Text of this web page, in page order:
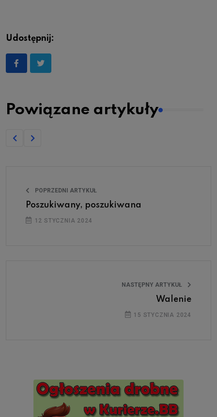
Udostępnij:
Powiązane artykuły
POPRZEDNI ARTYKUŁ
Poszukiwany, poszukiwana
12 STYCZNIA 2024
NASTĘPNY ARTYKUŁ
Walenie
15 STYCZNIA 2024